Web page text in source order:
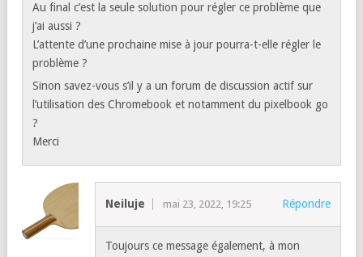
Au final c’est la seule solution pour régler ce problème que
j’ai aussi ?
L’attente d’une prochaine mise à jour pourra-t-elle régler le
problème ?
Sinon savez-vous s’il y a un forum de discussion actif sur
l’utilisation des Chromebook et notamment du pixelbook go
?
Merci
Neiluje mai 23, 2022, 19:25 Répondre
Toujours ce message également, à mon